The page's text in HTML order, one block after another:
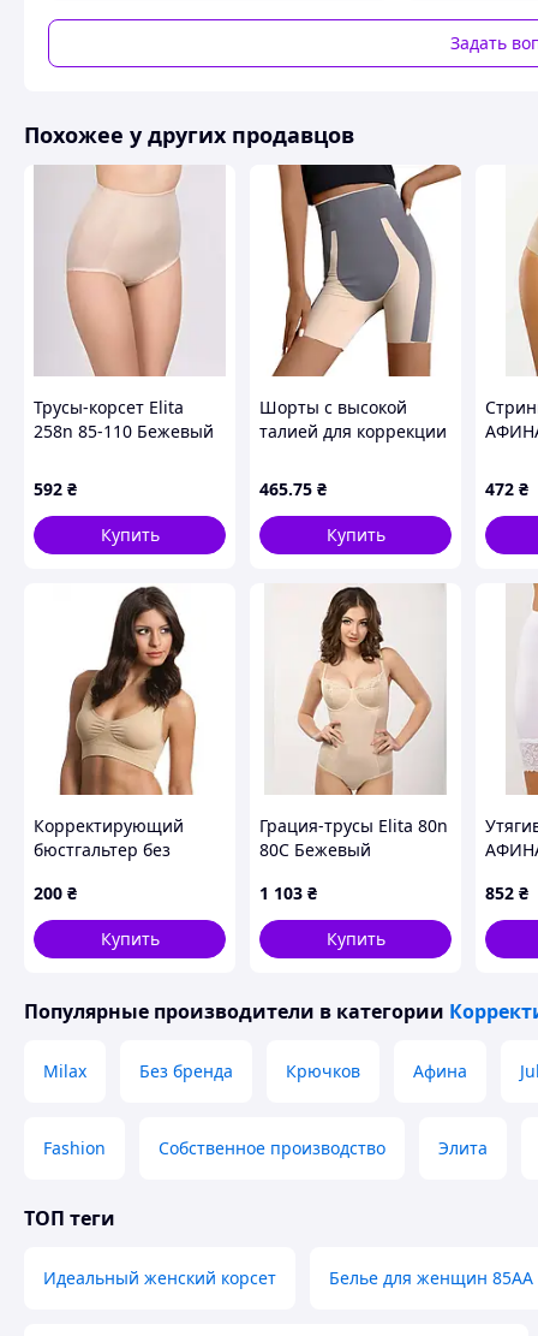
Кольор чорні
Зверху фіксується силіконовою стрічкою.
Задать
Похожее у других продавцов
Трусы-корсет Elita
258n 85-110 Бежевый
592 ₴
Купить
Шорты с высокой
талией для коррекции
из легкого бесшовного
нейлона
465.75 ₴
Купить
Bg)
472 ₴
Корректирующий
бюстгальтер без
Ahh Bra Ах Бра
200 ₴
Купить
Грация-трусы Elita 80n
80C Бежевый
1 103 ₴
Купить
852 ₴
Популярные производители в категории
Milax Без бренда Крючков Афина
Fashion Собственное производство Элита
ТОП теги
Идеальный женский корсет Белье для женщин 85АА